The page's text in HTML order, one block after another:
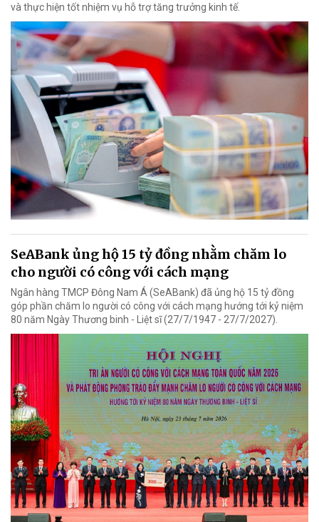
và thực hiện tốt nhiệm vụ hỗ trợ tăng trưởng kinh tế.
SeABank ủng hộ 15 tỷ đồng nhằm chăm lo
cho người có công với cách mạng
Ngân hàng TMCP Đông Nam Á (SeABank) đã ủng hộ 15 tỷ đồng
góp phần chăm lo người có công với cách mạng hướng tới kỷ niệm
80 năm Ngày Thương binh - Liệt sĩ (27/7/1947 - 27/7/2027).